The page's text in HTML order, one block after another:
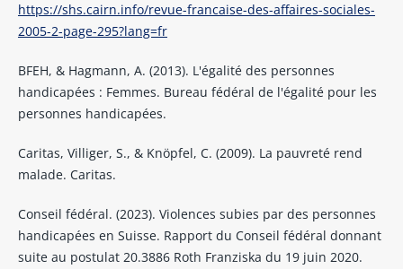
https://shs.cairn.info/revue-francaise-des-affaires-sociales-
2005-2-page-295?lang=fr
BFEH, & Hagmann, A. (2013). L'égalité des personnes
handicapées : Femmes. Bureau fédéral de l'égalité pour les
personnes handicapées.
Caritas, Villiger, S., & Knöpfel, C. (2009). La pauvreté rend
malade. Caritas.
Conseil fédéral. (2023). Violences subies par des personnes
handicapées en Suisse. Rapport du Conseil fédéral donnant
suite au postulat 20.3886 Roth Franziska du 19 juin 2020.